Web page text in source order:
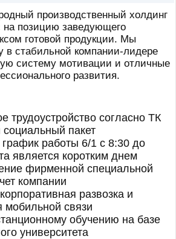
производственный холдинг
на позицию заведующего
готовой продукции. Мы
в стабильной компании-лидере
систему мотивации и отличные
развития.
трудоустройство согласно ТК
пакет
работы 6/1 с 8:30 до
является коротким днем
фирменной специальной
компании
развозка и
мобильной связи
обучению на базе
университета